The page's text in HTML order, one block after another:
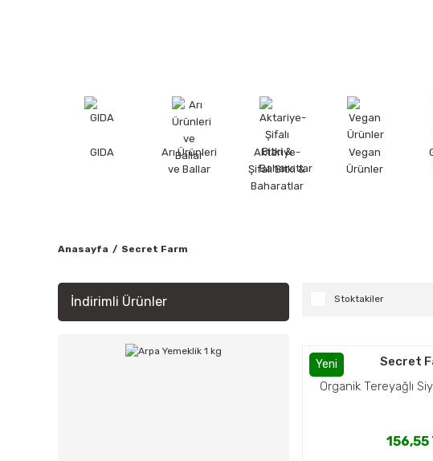
GIDA
Arı Ürünleri
ve Ballar
Aktariye-
Şifalı Bitki &
Baharatlar
Vegan
Ürünler
Anasayfa Secret Farm
İndirimli Ürünler Stoktakiler
Yeni
Secret
Organik Tereyağlı
156,55